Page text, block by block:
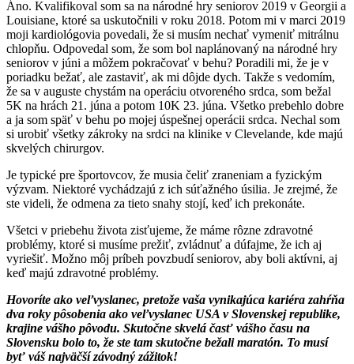
Áno. Kvalifikoval som sa na národné hry seniorov 2019 v Georgii a
Louisiane, ktoré sa uskutočnili v roku 2018. Potom mi v marci 2019
moji kardiológovia povedali, že si musím nechať vymeniť mitrálnu
chlopňu. Odpovedal som, že som bol naplánovaný na národné hry
seniorov v júni a môžem pokračovať v behu? Poradili mi, že je v
poriadku bežať, ale zastaviť, ak mi dôjde dych. Takže s vedomím,
že sa v auguste chystám na operáciu otvoreného srdca, som bežal
5K na hrách 21. júna a potom 10K 23. júna. Všetko prebehlo dobre
a ja som späť v behu po mojej úspešnej operácii srdca. Nechal som
si urobiť všetky zákroky na srdci na klinike v Clevelande, kde majú
skvelých chirurgov.
Je typické pre športovcov, že musia čeliť zraneniam a fyzickým
výzvam. Niektoré vychádzajú z ich súťažného úsilia. Je zrejmé, že
ste videli, že odmena za tieto snahy stojí, keď ich prekonáte.
Všetci v priebehu života zisťujeme, že máme rôzne zdravotné
problémy, ktoré si musíme prežiť, zvládnuť a dúfajme, že ich aj
vyriešiť. Možno môj príbeh povzbudí seniorov, aby boli aktívni, aj
keď majú zdravotné problémy.
Hovoríte ako veľvyslanec, pretože vaša vynikajúca kariéra zahŕňa
dva roky pôsobenia ako veľvyslanec USA v Slovenskej republike,
krajine vášho pôvodu. Skutočne skvelá časť vášho času na
Slovensku bolo to, že ste tam skutočne bežali maratón. To musí
byť váš najväčší závodný zážitok!